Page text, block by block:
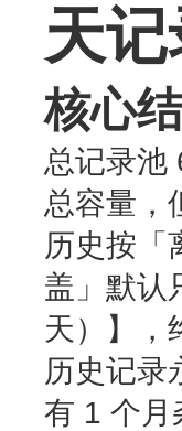
天记
核心
总记录池
总容量，
历史按「
盖」默认
天）】，
历史记录
有 1 个月